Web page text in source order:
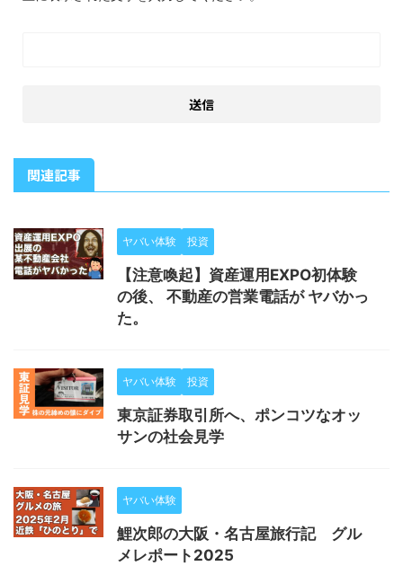
関連記事
ヤバい体験 投資
【注意喚起】資産運用EXPO初体験
の後、 不動産の営業電話が ヤバかっ
た。
ヤバい体験 投資
東京証券取引所へ、ポンコツなオッ
サンの社会見学
ヤバい体験
鯉次郎の大阪・名古屋旅行記 グル
メレポート2025